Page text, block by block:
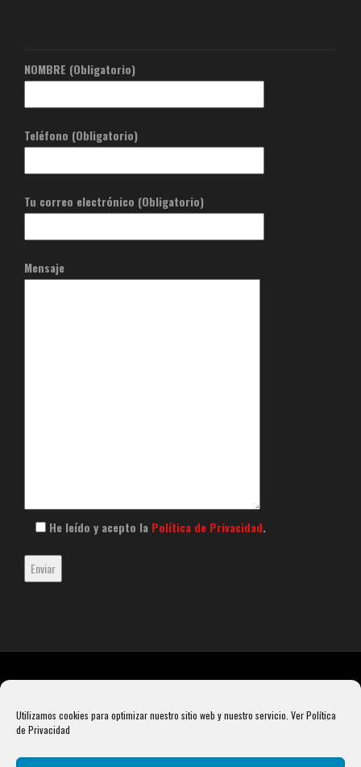
Utilizamos cookies para optimizar nuestro sitio web y nuestro servicio. Ver Política
de Privacidad
NOMBRE (Obligatorio)
Teléfono (Obligatorio)
Tu correo electrónico (Obligatorio)
Mensaje
He leído y acepto la Política de Privacidad.